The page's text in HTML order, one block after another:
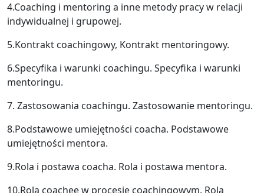
4.Coaching i mentoring a inne metody pracy w relacji
indywidualnej i grupowej.
5.Kontrakt coachingowy, Kontrakt mentoringowy.
6.Specyfika i warunki coachingu. Specyfika i warunki
mentoringu.
7. Zastosowania coachingu. Zastosowanie mentoringu.
8.Podstawowe umiejętności coacha. Podstawowe
umiejętności mentora.
9.Rola i postawa coacha. Rola i postawa mentora.
10.Rola coachee w procesie coachingowym. Rola